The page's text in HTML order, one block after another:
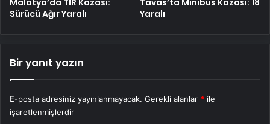
Malatya’da TIR Kazası:
Sürücü Ağır Yaralı
Tavas’ta Minibüs Kazası: 18
Yaralı
Bir yanıt yazın
E-posta adresiniz yayınlanmayacak. Gerekli alanlar * ile
işaretlenmişlerdir